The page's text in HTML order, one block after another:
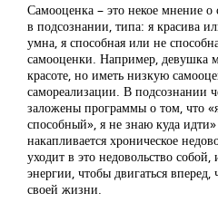
Самооценка – это некое мнение о
в подсознании, типа: я красива
умна, я способная или не
самооценки. Например, девушка
красоте, но иметь низкую
самореализации. В подсознании
заложены программы о том, что
способный», я не знаю куда идти»
накапливается хроническое
уходит в это недовольство собой,
энергии, чтобы двигаться вперед,
своей жизни.